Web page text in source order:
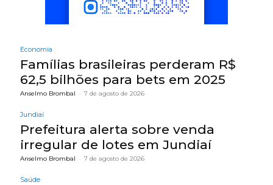
Economia
Famílias brasileiras perderam R$
62,5 bilhões para bets em 2025
Anselmo Brombal - 7 de agosto de 2026
Jundiaí
Prefeitura alerta sobre venda
irregular de lotes em Jundiaí
Anselmo Brombal - 7 de agosto de 2026
Saúde